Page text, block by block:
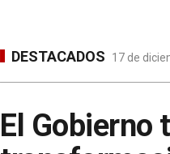
DESTACADOS 17 de
El Gobierno